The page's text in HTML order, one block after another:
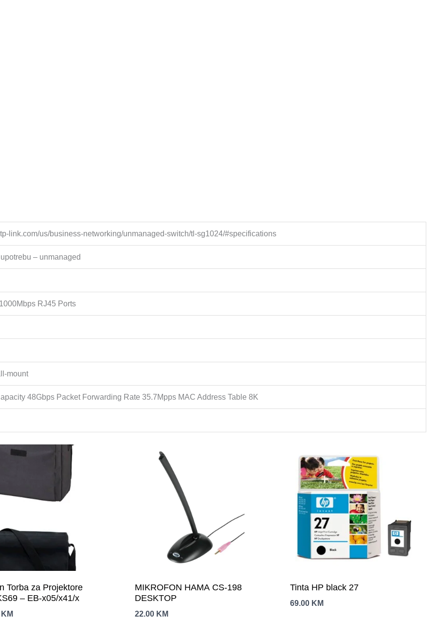
link.com/us/business-networking/unmanaged-switch/tl-sg1024/#specifications
– unmanaged
RJ45 Ports
mount
48Gbps Packet Forwarding Rate 35.7Mpps MAC Address Table 8K
Torba za Projektore
– EB-x05/x41/x
KM
MIKROFON HAMA CS-198
DESKTOP
22.00 KM
Tinta HP black 27
69.00 KM